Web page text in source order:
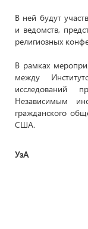
В ней будут
и ведомств,
религиозных
В рамках
между
исследований
Независимым
гражданского
США.
УзА